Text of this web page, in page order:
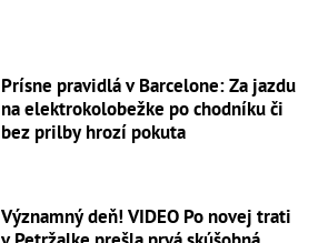
Prísne pravidlá v Barcelone: Za jazdu
na elektrokolobežke po chodníku či
bez prilby hrozí pokuta
Významný deň! VIDEO Po novej trati